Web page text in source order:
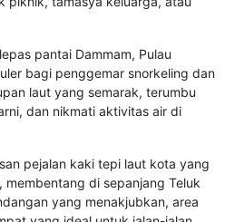
pantai Dammam, Pulau
bagi penggemar snorkeling dan
laut yang semarak, terumbu
dan nikmati aktivitas air di
pejalan kaki tepi laut kota yang
membentang di sepanjang Teluk
yang menakjubkan, area